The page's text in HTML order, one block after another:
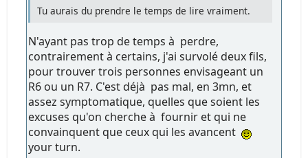
Tu aurais du prendre le temps de lire vraiment.
N'ayant pas trop de temps à perdre,
contrairement à certains, j'ai survolé deux fils,
pour trouver trois personnes envisageant un
R6 ou un R7. C'est déjà pas mal, en 3mn, et
assez symptomatique, quelles que soient les
excuses qu'on cherche à fournir et qui ne
convainquent que ceux qui les avancent
your turn.